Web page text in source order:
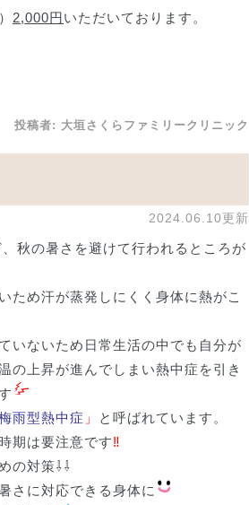
2,000円 いただいております。
投稿者: 大垣さくらファミリークリニック
2024.06.10更新
秋の暑さを避けて行われるところが
ため汗が蒸発しにくく身体に熱がこ
いないため日常生活の中でも自分が
の上昇が進んでしまい熱中症を引き
雨型熱中症 」
と呼ばれています。
期は要注意です‼
の対策⇩⇩
さに対応できる身体に